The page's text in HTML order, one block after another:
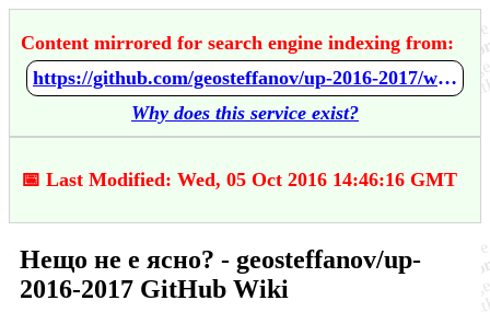
Content mirrored for search engine indexing from:
https://github.com/geosteffanov/up-2016-2017/wiki/%D0%9D%D0%B5%D1%89%D0%BE-%D0%BD%D0%B5-%D0%B5-%D1%8F%D1%81%D0%BD%D0%BE%3F
Why does this service exist?
📅 Last Modified: Wed, 05 Oct 2016 14:46:16 GMT
Нещо не е ясно? - geosteffanov/up-
2016-2017 GitHub Wiki